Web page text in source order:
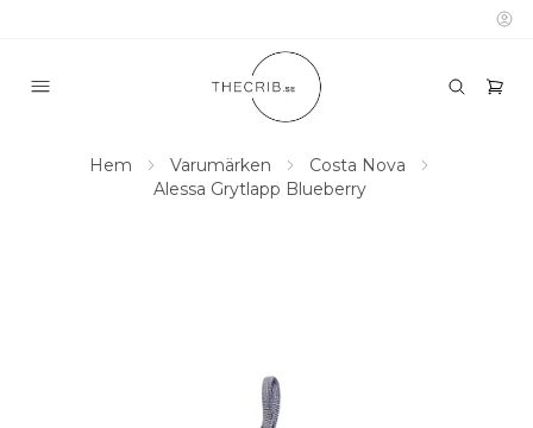
Hem Varumärken
Costa Nova
Alessa Grytlapp Blueberry